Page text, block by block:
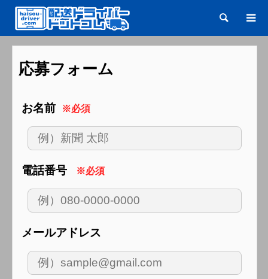
検索
応募フォーム
お名前 ※必須
電話番号 ※必須
メールアドレス